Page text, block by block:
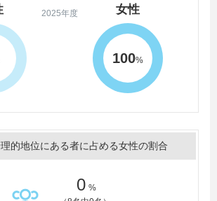
2025年度 女性
100%
的地位にある者に占める女性の割合
0 %